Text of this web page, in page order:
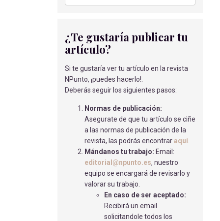
MAYOR. USO DE FÁRMACOS
INOTRÓPICOS Y FLUIDOTERAPIA.
REVISIÓN BIBLIOGRÁFICA
Gil Sevilla, A
- 28/02/2025
CÁNCER DE CÉRVIX PARA
MATRONAS
Albuerne Canal, A.M- 30/11/2022
CASO CLÍNICO: SEPSIS POR
KLEBSIELLA NO-BLEE EN UN NEONATO
Martos Martos, M - 01/09/2018
DIARREA FACTOR DE RIESGO PARA
LA DESHIDRATACIÓN CORPORAL Y EL
FACTOR PROTECTOR LA DIETA
ASTRIGENTE
OLMO TORRES, M- 15/05/2018
¿Te gustaría publicar tu
artículo?
Si te gustaría ver tu artículo en la revista
NPunto, ¡puedes hacerlo!.
Deberás seguir los siguientes pasos:
Normas de publicación:
Asegurate de que tu artículo se ciñe
a las normas de publicación de la
revista, las podrás encontraraquí
Mándanos tu trabajo: Email:
editorial@npunto.es, nuestro
equipo se encargará de revisarlo y
valorar su trabajo.
En caso de ser aceptado:
Recibirá un email
solicitandole todos los